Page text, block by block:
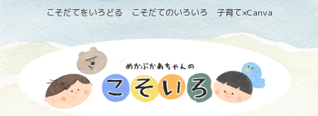
こそだてをいろどる こそだてのいろいろ 子育て×Canva